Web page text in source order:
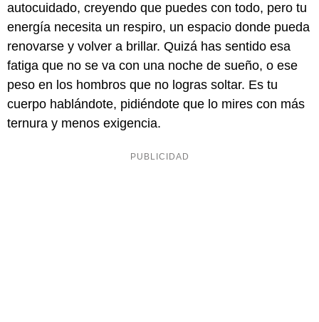
autocuidado, creyendo que puedes con todo, pero tu
energía necesita un respiro, un espacio donde pueda
renovarse y volver a brillar. Quizá has sentido esa
fatiga que no se va con una noche de sueño, o ese
peso en los hombros que no logras soltar. Es tu
cuerpo hablándote, pidiéndote que lo mires con más
ternura y menos exigencia.